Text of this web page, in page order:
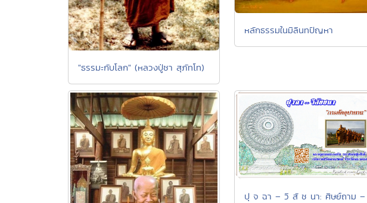
"ธรรมะกับโลก" (หลวงปู่ชา สุภัทโท)
หลักธรรมในมิลินทปัญหา
ปุ จ ฉา – วิ สั ช นา: ศิษย์ถาม –